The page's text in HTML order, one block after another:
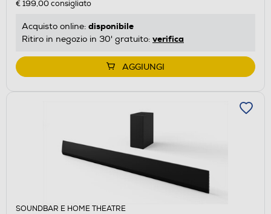
€ 199,00consigliato
Acquisto online: disponibile
Ritiro in negozio in 30' gratuito: verifica
AGGIUNGI
SOUNDBAR E HOME THEATRE